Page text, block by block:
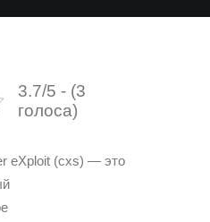
3.7/5 - (3
голоса)
eXploit (cxs) — это